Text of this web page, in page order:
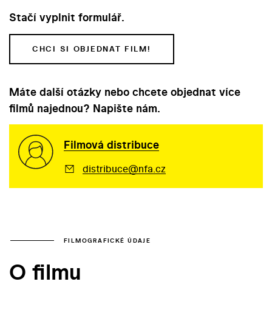
Stačí vyplnit formulář.
CHCI SI OBJEDNAT FILM!
Máte další otázky nebo chcete objednat více
filmů najednou? Napište nám.
Filmová distribuce
distribuce@nfa.cz
FILMOGRAFICKÉ ÚDAJE
O filmu